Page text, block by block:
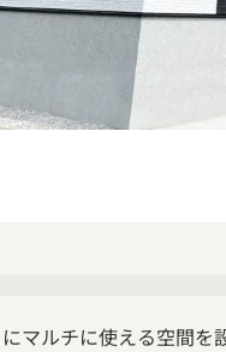
マルチに使える空間